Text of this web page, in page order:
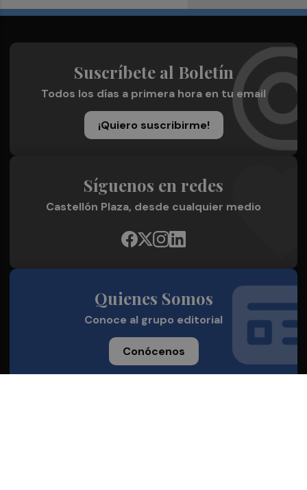
Suscríbete al Boletín
Todos los días a primera hora en tu email
¡Quiero suscribirme!
Síguenos en redes
Castellón Plaza, desde cualquier medio
Quienes Somos
Conoce al grupo editorial
Conócenos